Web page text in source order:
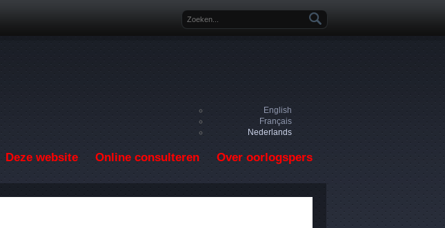
Zoekveld
English
Français
Nederlands
Deze website Online consulteren Over oorlogspers